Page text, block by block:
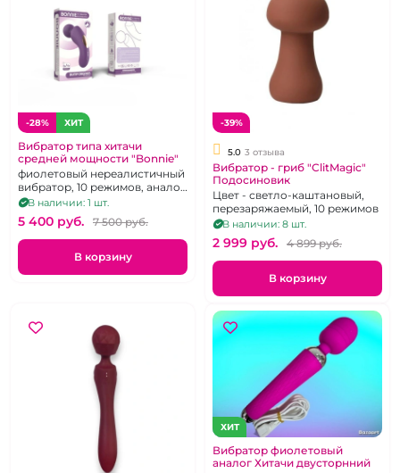
-28% ХИТ
Вибратор типа хитачи
средней мощности "Bonnie"
фиолетовый нереалистичный
вибратор, 10 режимов, аналог
хитачи
В наличии: 1 шт.
5 400 pуб. 7 500 pуб.
В корзину
-39%
5.0 3 отзыва
Вибратор - гриб "ClitMagic"
Подосиновик
Цвет - светло-каштановый,
перезаряжаемый, 10 режимов
В наличии: 8 шт.
2 999 pуб. 4 899 pуб.
В корзину
ХИТ
Вибратор фиолетовый
аналог Хитачи двусторнний